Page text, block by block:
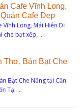
Cafe Vĩnh Long,
Cafe Đẹp
Vĩnh Long, Mái Hiên Di
che bạt xếp, …
Thơ, Bán Bạt Che
Bạt Che Nắng tại Cần
Tại …